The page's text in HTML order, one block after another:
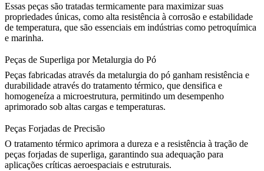
Essas peças são tratadas termicamente para maximizar suas
propriedades únicas, como alta resistência à corrosão e estabilidade
de temperatura, que são essenciais em indústrias como petroquímica
e marinha.
Peças de Superliga por Metalurgia do Pó
Peças fabricadas através da metalurgia do pó ganham resistência e
durabilidade através do tratamento térmico, que densifica e
homogeneíza a microestrutura, permitindo um desempenho
aprimorado sob altas cargas e temperaturas.
Peças Forjadas de Precisão
O tratamento térmico aprimora a dureza e a resistência à tração de
peças forjadas de superliga, garantindo sua adequação para
aplicações críticas aeroespaciais e estruturais.